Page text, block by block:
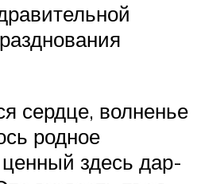
сердце, волненье
родное
здесь дар-